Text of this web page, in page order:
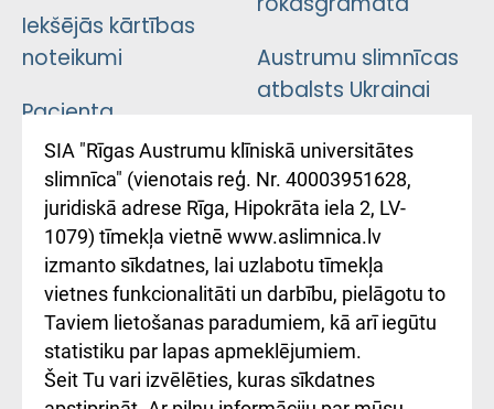
Iekšējās kārtības
noteikumi
Pacienta
atsauksmju/sūdzību
iesniegšanas
kārtība
Kā pie mums nokļūt
Rēķinu apmaksas
ceļvedis
Rekvizīti un
Austrumu slimnīcas
atbalsts Ukrainai
Підтримка Східної
лікарні та співпраця з
Україною
SIA "Rīgas Austrumu klīniskā universitātes
slimnīca" (vienotais reģ. Nr. 40003951628,
juridiskā adrese Rīga, Hipokrāta iela 2, LV-
1079) tīmekļa vietnē www.aslimnica.lv
izmanto sīkdatnes, lai uzlabotu tīmekļa
vietnes funkcionalitāti un darbību, pielāgotu to
Taviem lietošanas paradumiem, kā arī iegūtu
statistiku par lapas apmeklējumiem.
Šeit Tu vari izvēlēties, kuras sīkdatnes